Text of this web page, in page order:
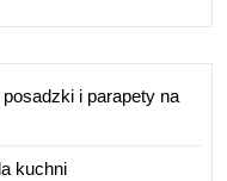
i parapety na
kuchni